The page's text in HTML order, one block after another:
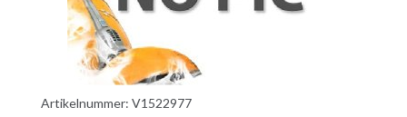
Artikelnummer: V1522977